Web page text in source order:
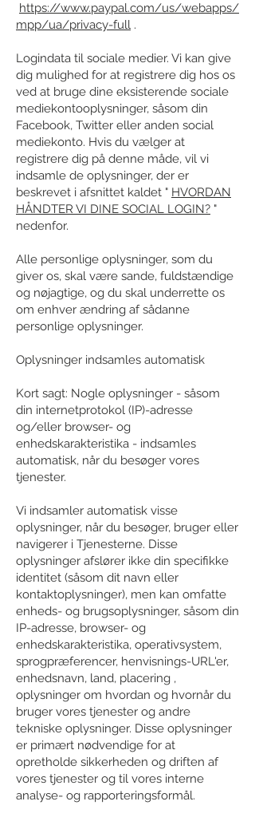
https://www.paypal.com/us/webapps/
mpp/ua/privacy-full .
Logindata til sociale medier. Vi kan give
dig mulighed for at registrere dig hos os
ved at bruge dine eksisterende sociale
mediekontooplysninger, såsom din
Facebook, Twitter eller anden social
mediekonto. Hvis du vælger at
registrere dig på denne måde, vil vi
indsamle de oplysninger, der er
beskrevet i afsnittet kaldet " HVORDAN
HÅNDTER VI DINE SOCIAL LOGIN? "
nedenfor.
Alle personlige oplysninger, som du
giver os, skal være sande, fuldstændige
og nøjagtige, og du skal underrette os
om enhver ændring af sådanne
personlige oplysninger.
Oplysninger indsamles automatisk
Kort sagt: Nogle oplysninger - såsom
din internetprotokol (IP)-adresse
og/eller browser- og
enhedskarakteristika - indsamles
automatisk, når du besøger vores
tjenester.
Vi indsamler automatisk visse
oplysninger, når du besøger, bruger eller
navigerer i Tjenesterne. Disse
oplysninger afslører ikke din specifikke
identitet (såsom dit navn eller
kontaktoplysninger), men kan omfatte
enheds- og brugsoplysninger, såsom din
IP-adresse, browser- og
enhedskarakteristika, operativsystem,
sprogpræferencer, henvisnings-URL'er,
enhedsnavn, land, placering ,
oplysninger om hvordan og hvornår du
bruger vores tjenester og andre
tekniske oplysninger. Disse oplysninger
er primært nødvendige for at
opretholde sikkerheden og driften af
vores tjenester og til vores interne
analyse- og rapporteringsformål.